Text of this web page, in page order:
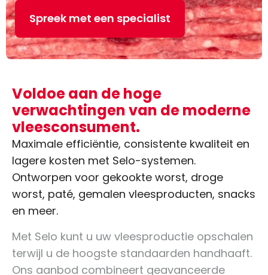
Spreek met een specialist
Voldoe aan de hoge
verwachtingen van de moderne
vleesconsument.
Maximale efficiëntie, consistente kwaliteit en
lagere kosten met Selo-systemen.
Ontworpen voor gekookte worst, droge
worst, paté, gemalen vleesproducten, snacks
en meer.
Met Selo kunt u uw vleesproductie opschalen
terwijl u de hoogste standaarden handhaaft.
Ons aanbod combineert geavanceerde